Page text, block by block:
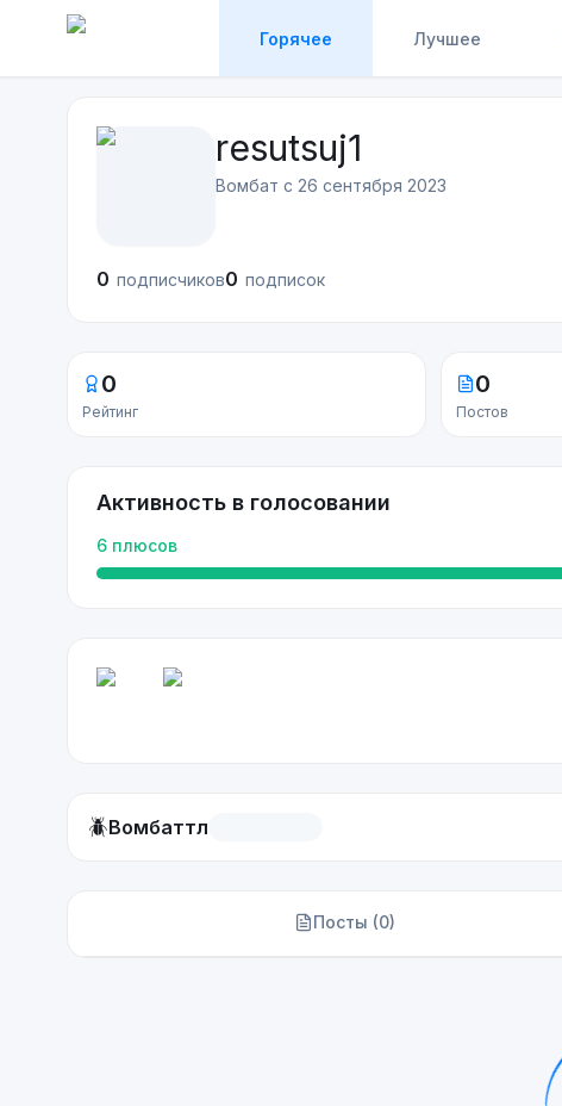
Горячее Лучшее
resutsuj1
Вомбат с 26 сентября 2023
0 подписчиков0 подписок
0
Рейтинг
0
Постов
Активность в голосовании
6 плюсов
🪲Вомбаттл
Посты (0)